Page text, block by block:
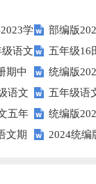
学
部编版
语文下学期
语文
五年级16
练习题及答案
期中
统编版
年级语文上
语文
五年级语
测题
五年
统编版
第一学期期
文期
2024统编